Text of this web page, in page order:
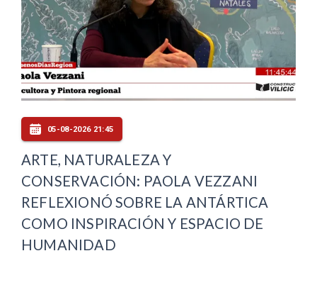
05-08-2026 21:45
ARTE, NATURALEZA Y
CONSERVACIÓN: PAOLA VEZZANI
REFLEXIONÓ SOBRE LA ANTÁRTICA
COMO INSPIRACIÓN Y ESPACIO DE
HUMANIDAD